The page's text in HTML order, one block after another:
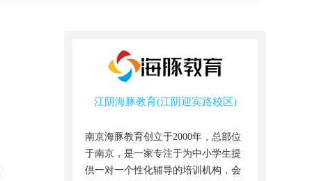
江阴海豚教育(江阴迎宾路校区)
南京海豚教育创立于2000年，总部位
于南京，是一家专注于为中小学生提
供一对一个性化辅导的培训机构，会